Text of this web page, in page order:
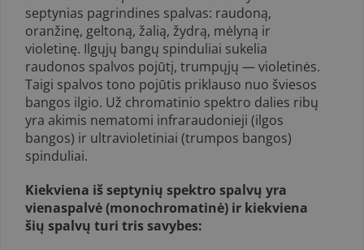
septynias pagrindines spalvas: raudoną,
oranžinę, geltoną, žalią, žydrą, mėlyną ir
violetinę. Ilgųjų bangų spinduliai sukelia
raudonos spalvos pojūtį, trumpųjų — vio­letinės.
Taigi spalvos tono pojūtis priklauso nuo šviesos
bangos ilgio. Už chromatinio spektro dalies ribų
yra akimis nematomi infraraudonieji (ilgos
bangos) ir ultravioletiniai (trumpos bangos)
spinduliai.
Kiek­viena iš septynių spektro spalvų yra
vienaspalvė (monochromatinė) ir kiekviena
šių spalvų turi tris savybes: